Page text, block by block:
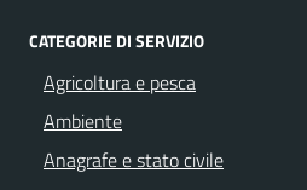
CATEGORIE DI SERVIZIO
Agricoltura e pesca
Ambiente
Anagrafe e stato civile